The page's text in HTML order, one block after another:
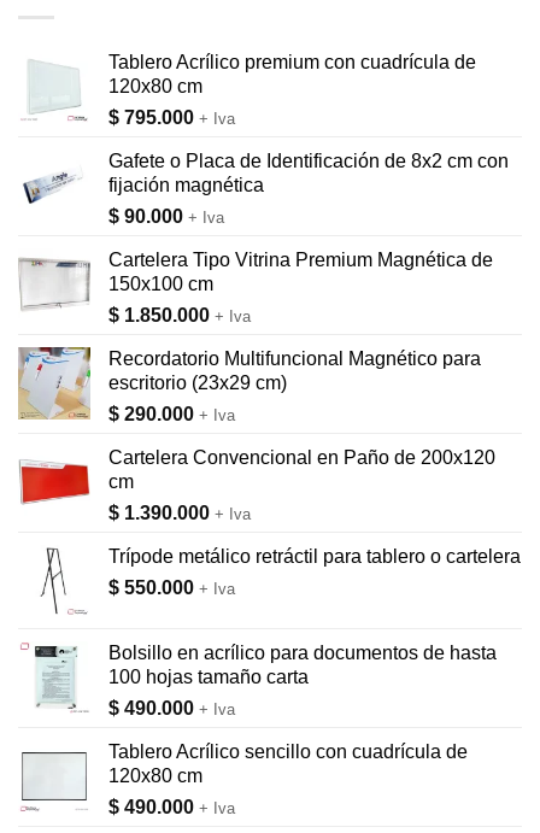
Tablero Acrílico premium con cuadrícula de
120x80 cm
$ 795.000 + Iva
Gafete o Placa de Identificación de 8x2 cm con
fijación magnética
$ 90.000 + Iva
Cartelera Tipo Vitrina Premium Magnética de
150x100 cm
$ 1.850.000 + Iva
Recordatorio Multifuncional Magnético para
escritorio (23x29 cm)
$ 290.000 + Iva
Cartelera Convencional en Paño de 200x120
cm
$ 1.390.000 + Iva
Trípode metálico retráctil para tablero o cartelera
$ 550.000 + Iva
Bolsillo en acrílico para documentos de hasta
100 hojas tamaño carta
$ 490.000 + Iva
Tablero Acrílico sencillo con cuadrícula de
120x80 cm
$ 490.000 + Iva